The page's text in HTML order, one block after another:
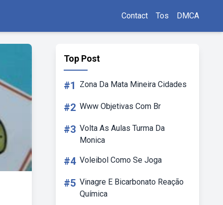
Contact Tos DMCA
Top Post
#1 Zona Da Mata Mineira Cidades
#2 Www Objetivas Com Br
#3 Volta As Aulas Turma Da
Monica
#4 Voleibol Como Se Joga
#5 Vinagre E Bicarbonato Reação
Química